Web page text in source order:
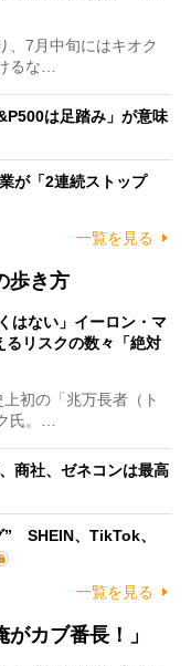
、7月中旬にはキオク
るな…
は足踏み」が意味
が「2連続ストップ
一覧を見る
歩き方
はない」イーロン・マ
るリスクの数々「絶対
初の「兆万長者（ト
氏。…
商社、ゼネコンは最高
” SHEIN、TikTok、
一覧を見る
カブ番長！」